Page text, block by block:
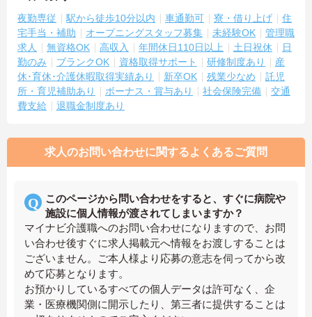
夜勤専従 駅から徒歩10分以内 車通勤可 寮・借り上げ
住
宅手当・補助
オープニングスタッフ募集 未経験OK
管理職
求人
無資格OK 高収入 年間休日110日以上 土日祝休
日
勤のみ
ブランクOK 資格取得サポート 研修制度あり
産
休･育休･介護休暇取得実績あり
新卒OK 残業少なめ
託児
所・育児補助あり
ボーナス・賞与あり 社会保険完備
交通
費支給
退職金制度あり
求人のお問い合わせに関するよくあるご質問
このページから問い合わせをすると、すぐに病院や
施設に個人情報が渡されてしまいますか？
マイナビ介護職へのお問い合わせになりますので、お問
い合わせ後すぐに求人掲載元へ情報をお渡しすることは
ございません。ご本人様より応募の意志を伺ってから改
めて応募となります。
お預かりしているすべての個人データは許可なく、企
業・医療機関側に開示したり、第三者に提供することは